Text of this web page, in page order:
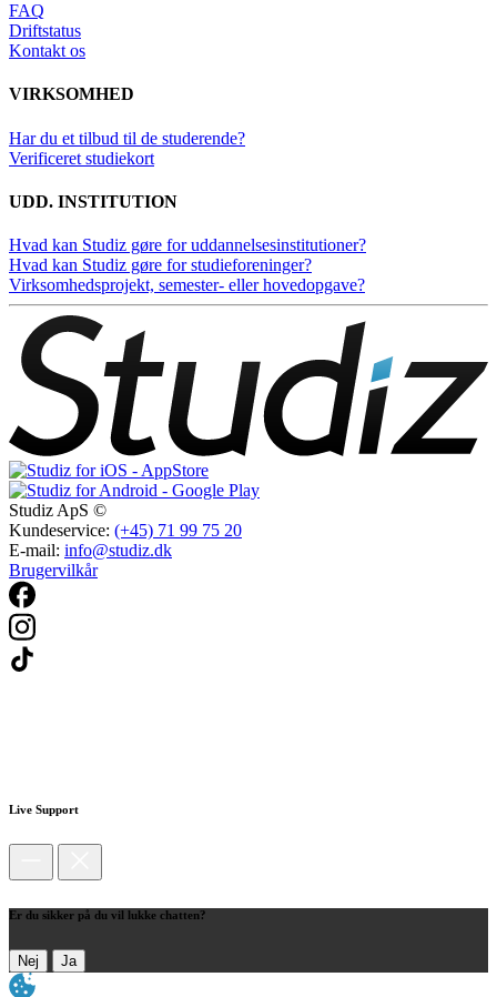
FAQ
Driftstatus
Kontakt os
VIRKSOMHED
Har du et tilbud til de studerende?
Verificeret studiekort
UDD. INSTITUTION
Hvad kan Studiz gøre for uddannelsesinstitutioner?
Hvad kan Studiz gøre for studieforeninger?
Virksomhedsprojekt, semester- eller hovedopgave?
Studiz ApS ©
Kundeservice: (+45) 71 99 75 20
E-mail: info@studiz.dk
Brugervilkår
Live Support
Er du sikker på du vil lukke chatten?
Nej Ja